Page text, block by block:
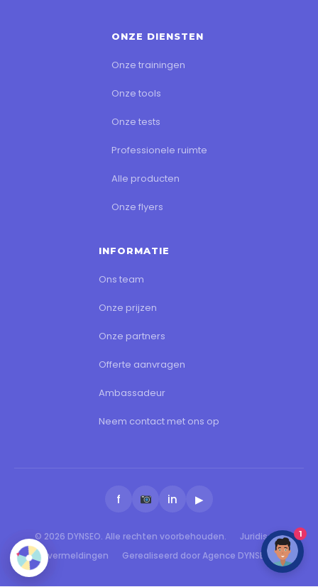
ONZE DIENSTEN
Onze trainingen
Onze tools
Onze tests
Professionele ruimte
Alle producten
Onze flyers
INFORMATIE
Ons team
Onze prijzen
Onze partners
Offerte aanvragen
Ambassadeur
Neem contact met ons op
f in ▶
© 2026 DYNSEO. Alle rechten voorbehouden.
Juridische
vermeldingen
Gerealiseerd door Agence DYNSEO
1